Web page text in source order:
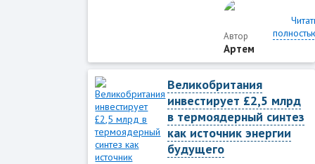
Автор
Артем
Великобритания
инвестирует £2,5 млрд
в термоядерный синтез
как источник энергии
будущего